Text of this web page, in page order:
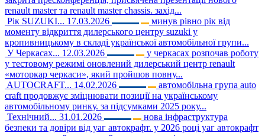
renault master та renault master chassis. захід...
Рік SUZUKI... 17.03.2026
минув рівно рік від
моменту відкриття дилерського центру suzuki у
кропивницькому в складі української автомобільної групи...
У Черкасах... 12.03.2026
у черкасах розпочав роботу
у тестовому режимі оновлений дилерський центр renault
«моторкар черкаси», який пройшов повну...
AUTOCRAFT... 14.02.2026
автомобільна група auto
craft продовжує зміцнювати позиції на українському
автомобільному ринку. за підсумками 2025 року...
Технічний... 31.01.2026
нова інфраструктура
безпеки та довіри від уаг автокрафт. у 2026 році уаг автокрафт